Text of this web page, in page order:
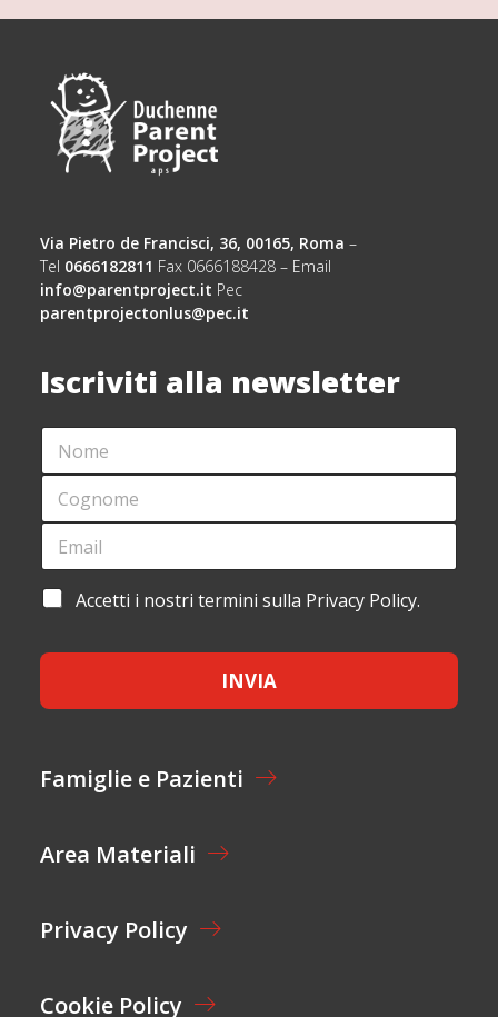
Via Pietro de Francisci, 36, 00165, Roma –
Tel 0666182811 Fax 0666188428 – Email
info@parentproject.it Pec
parentprojectonlus@pec.it
Iscriviti alla newsletter
*
M
I
N
M
*
C
G
O
E
E
A
I
L
A
E
T
O
*
Accetti i nostri termini sulla Privacy Policy.
INVIA
Famiglie e Pazienti
Area Materiali
Privacy Policy
Cookie Policy